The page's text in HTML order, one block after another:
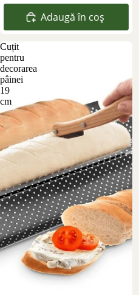
Adaugă în coș
Cuțit
pentru
decorarea
pâinei
19
cm